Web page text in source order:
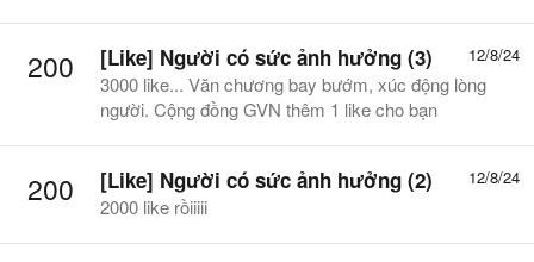
200 12/8/24
[Like] Người có sức ảnh hưởng (3)
3000 like... Văn chương bay bướm, xúc động lòng
người. Cộng đồng GVN thêm 1 like cho bạn
200 12/8/24
[Like] Người có sức ảnh hưởng (2)
2000 like rồiiiii